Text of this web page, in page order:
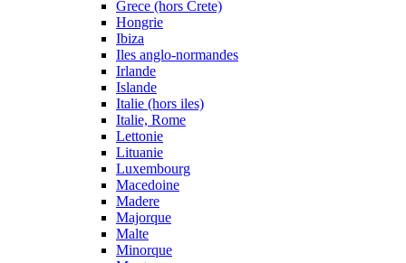
Grece (hors Crete)
Hongrie
Ibiza
Iles anglo-normandes
Irlande
Islande
Italie (hors iles)
Italie, Rome
Lettonie
Lituanie
Luxembourg
Macedoine
Madere
Majorque
Malte
Minorque